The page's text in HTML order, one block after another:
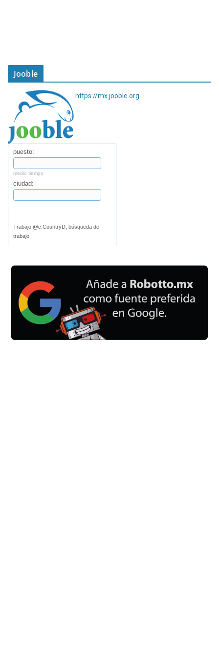
Jooble
https://mx.jooble.org
puesto:
medio tiempo
ciudad:
Trabajo @c:CountryD, búsqueda de
trabajo